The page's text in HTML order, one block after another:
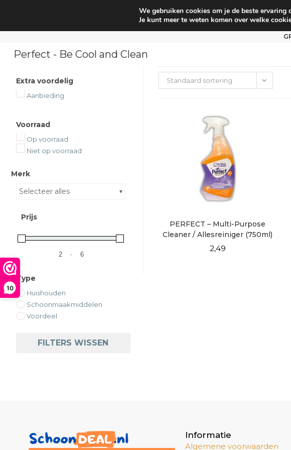
10
Huishouden Interieur parfum
Perfect - Be Cool and Clean
Standaard sortering
PERFECT – Multi-Purpose
Cleaner / Allesreiniger (750ml)
2,49
Extra voordelig
Aanbieding
Voorraad
Op voorraad
Niet op voorraad
Merk
Selecteer alles
Prijs
-
Type
Huishouden
Schoonmaakmiddelen
Voordeel
FILTERS WISSEN
Informatie
Algemene voorwaarden
We gebruiken cookies om je de beste ervaring
Je kunt meer te weten komen over welke